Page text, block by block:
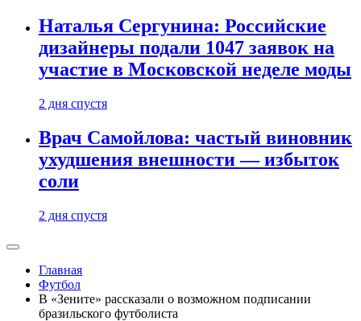
Наталья Сергунина: Российские
дизайнеры подали 1047 заявок на
участие в Московской неделе моды
2 дня спустя
Врач Самойлова: частый виновник
ухудшения внешности — избыток
соли
2 дня спустя
Главная
Футбол
В «Зените» рассказали о возможном подписании
бразильского футболиста